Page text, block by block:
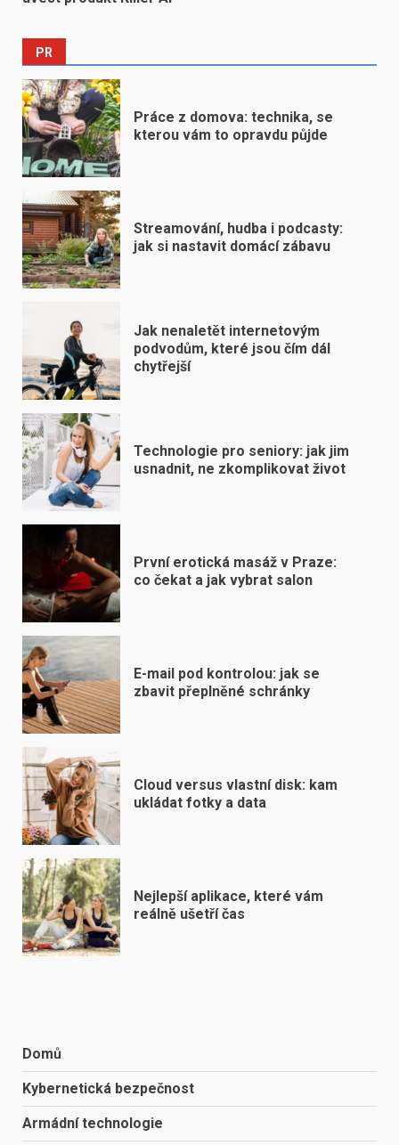
PR
Práce z domova: technika, se
kterou vám to opravdu půjde
Streamování, hudba i podcasty:
jak si nastavit domácí zábavu
Jak nenaletět internetovým
podvodům, které jsou čím dál
chytřejší
Technologie pro seniory: jak jim
usnadnit, ne zkomplikovat život
První erotická masáž v Praze:
co čekat a jak vybrat salon
E-mail pod kontrolou: jak se
zbavit přeplněné schránky
Cloud versus vlastní disk: kam
ukládat fotky a data
Nejlepší aplikace, které vám
reálně ušetří čas
Domů
Kybernetická bezpečnost
Armádní technologie